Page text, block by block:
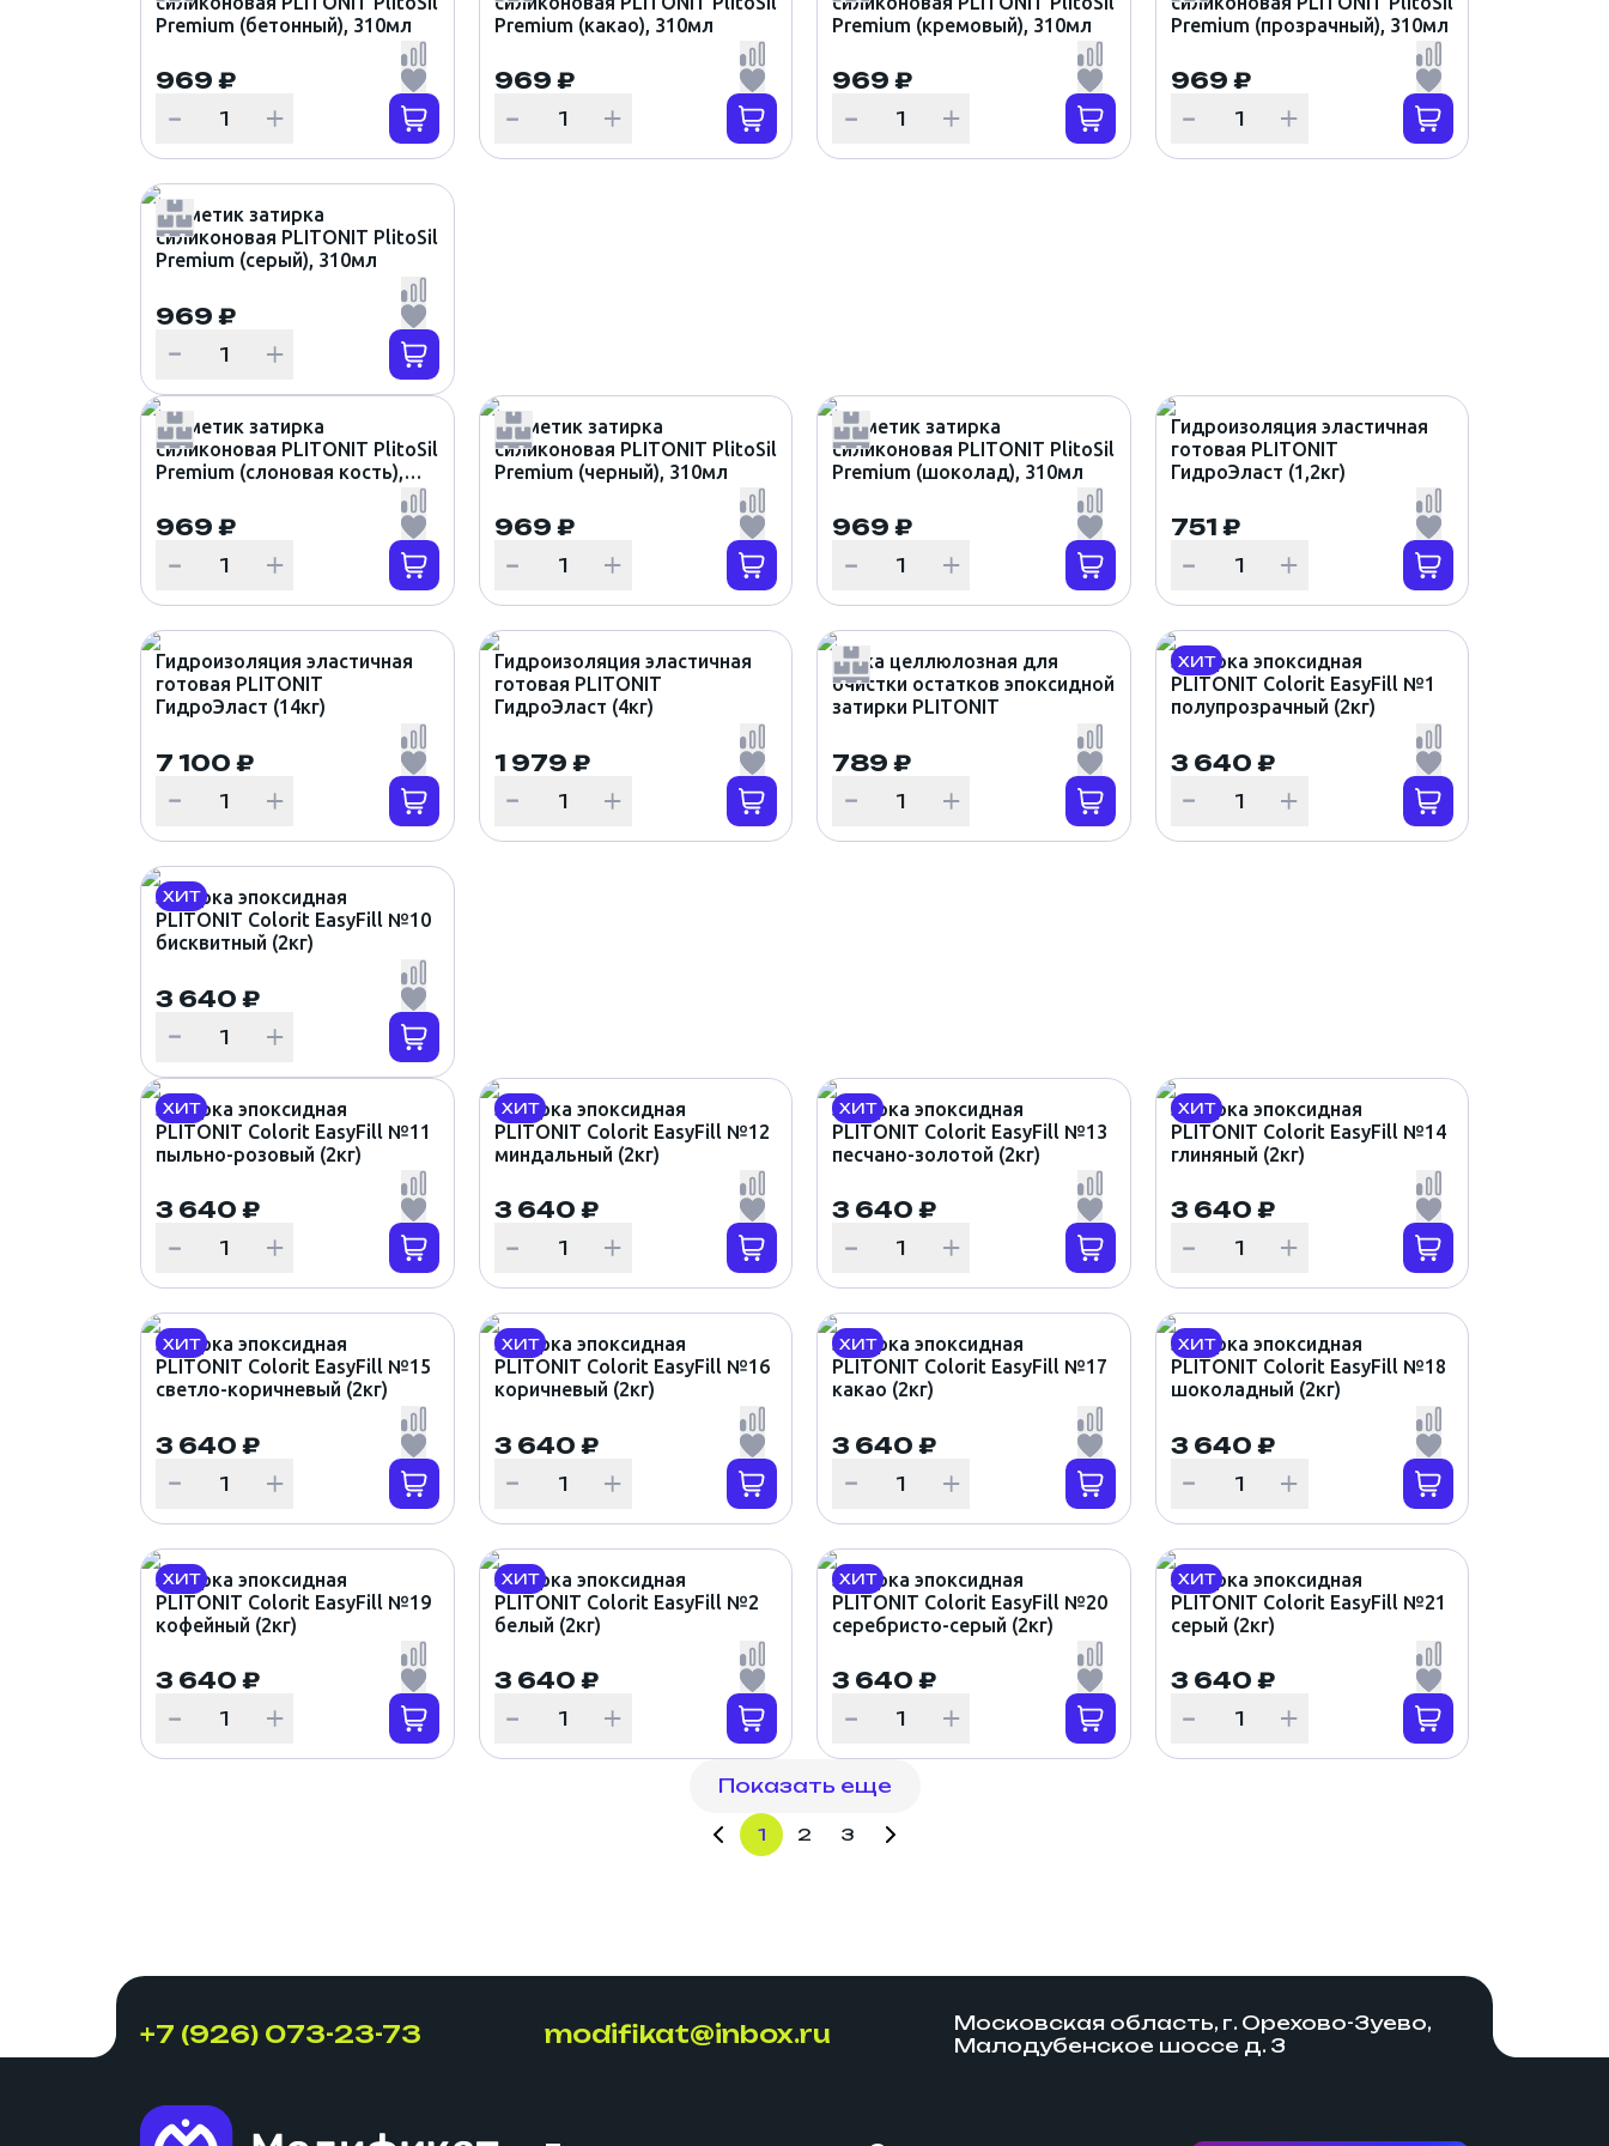
СВП. Крепёж и метизы
Инструмент
Premium (бетонный), 310мл
969 ₽
Premium (какао), 310мл
969 ₽
Premium (кремовый), 310мл
969 ₽
Premium (прозрачный), 310мл
969 ₽
Герметик затирка
силиконовая PLITONIT PlitoSil
Premium (серый), 310мл
969 ₽
Герметик затирка
силиконовая PLITONIT PlitoSil
Premium (слоновая кость),
969 ₽
Герметик затирка
силиконовая PLITONIT PlitoSil
Premium (черный), 310мл
969 ₽
Герметик затирка
силиконовая PLITONIT PlitoSil
Premium (шоколад), 310мл
969 ₽
Гидроизоляция эластичная
готовая PLITONIT
ГидроЭласт (1,2кг)
751 ₽
Гидроизоляция эластичная
готовая PLITONIT
ГидроЭласт (14кг)
7 100 ₽
Гидроизоляция эластичная
готовая PLITONIT
ГидроЭласт (4кг)
1 979 ₽
Губка целлюлозная для
очистки остатков эпоксидной
затирки PLITONIT
789 ₽
ХИТ
Затирка эпоксидная
PLITONIT Colorit EasyFill №1
полупрозрачный (2кг)
3 640 ₽
ХИТ
Затирка эпоксидная
PLITONIT Colorit EasyFill №10
бисквитный (2кг)
3 640 ₽
ХИТ
Затирка эпоксидная
PLITONIT Colorit EasyFill №11
пыльно-розовый (2кг)
3 640 ₽
ХИТ
Затирка эпоксидная
PLITONIT Colorit EasyFill №12
миндальный (2кг)
3 640 ₽
ХИТ
Затирка эпоксидная
PLITONIT Colorit EasyFill №13
песчано-золотой (2кг)
3 640 ₽
ХИТ
Затирка эпоксидная
PLITONIT Colorit EasyFill №14
глиняный (2кг)
3 640 ₽
ХИТ
Затирка эпоксидная
PLITONIT Colorit EasyFill №15
светло-коричневый (2кг)
3 640 ₽
ХИТ
Затирка эпоксидная
PLITONIT Colorit EasyFill №16
коричневый (2кг)
3 640 ₽
ХИТ
Затирка эпоксидная
PLITONIT Colorit EasyFill №17
какао (2кг)
3 640 ₽
ХИТ
Затирка эпоксидная
PLITONIT Colorit EasyFill №18
шоколадный (2кг)
3 640 ₽
ХИТ
Затирка эпоксидная
PLITONIT Colorit EasyFill №19
кофейный (2кг)
3 640 ₽
ХИТ
Затирка эпоксидная
PLITONIT Colorit EasyFill №2
белый (2кг)
3 640 ₽
ХИТ
Затирка эпоксидная
PLITONIT Colorit EasyFill №20
серебристо-серый (2кг)
3 640 ₽
ХИТ
Затирка эпоксидная
PLITONIT Colorit EasyFill №21
серый (2кг)
3 640 ₽
Показать еще
1 2 3
+7 (926) 073-23-73 modifikat@inbox.ru
Московская область, г. Орехово-Зуево,
Малодубенское шоссе д. 3